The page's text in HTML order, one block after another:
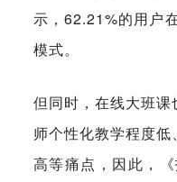
示，62.21%的用户
模式。
但同时，在线大班
师个性化教学程度
高等痛点，因此，